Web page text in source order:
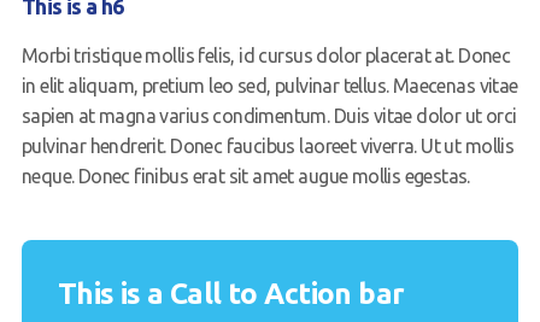
This is a h6
Morbi tristique mollis felis, id cursus dolor placerat at. Donec
in elit aliquam, pretium leo sed, pulvinar tellus. Maecenas vitae
sapien at magna varius condimentum. Duis vitae dolor ut orci
pulvinar hendrerit. Donec faucibus laoreet viverra. Ut ut mollis
neque. Donec finibus erat sit amet augue mollis egestas.
This is a Call to Action bar